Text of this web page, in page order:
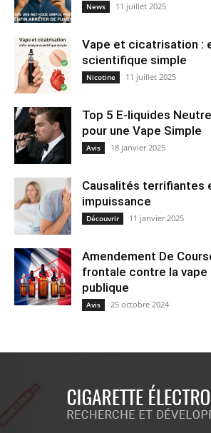
News 11 juillet 2025
Vape et cicatrisation :
scientifique simple
Nicotine 11 juillet 2025
Top 5 E-liquides
pour une Vape Simple
Avis 18 janvier 2025
Causalités terrifiantes
impuissance
Découvrir 11 janvier 2025
Amendement De
frontale contre la vape
publique
Avis 25 octobre 2024